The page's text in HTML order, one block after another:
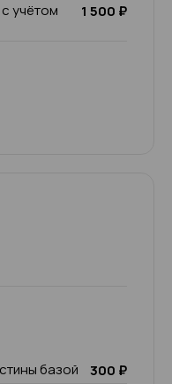
учётом
1 500 ₽
базой
300 ₽